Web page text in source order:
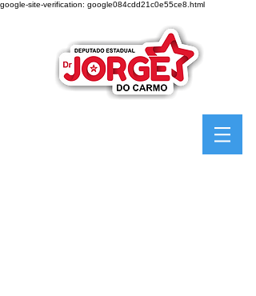
google-site-verification: google084cdd21c0e55ce8.html